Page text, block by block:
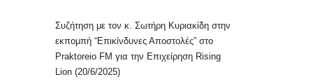
Συζήτηση με τον κ. Σωτήρη Κυριακίδη στην
εκπομπή “Επικίνδυνες Αποστολές” στο
Praktoreio FM για την Επιχείρηση Rising
Lion (20/6/2025)